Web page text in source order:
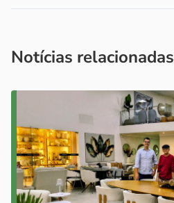
Notícias relacionadas